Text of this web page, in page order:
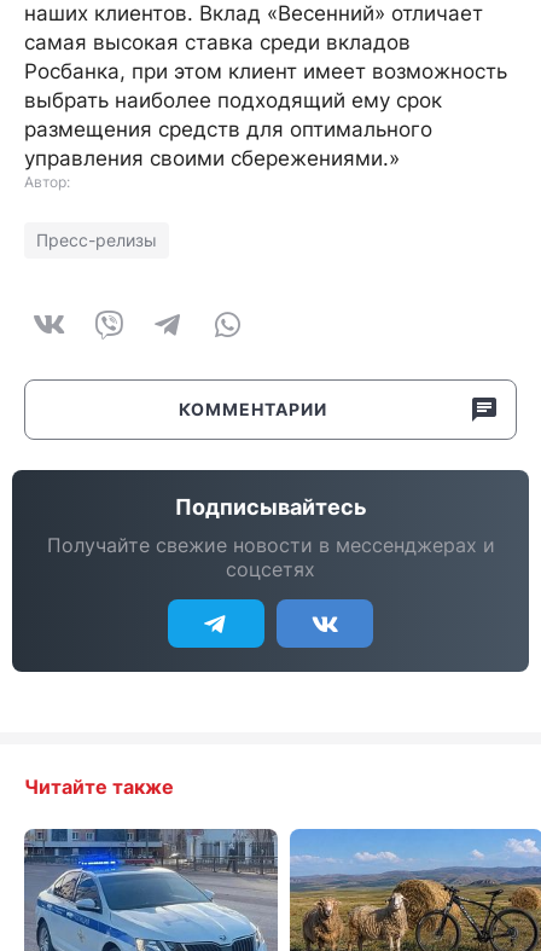
наших клиентов. Вклад «Весенний» отличает
самая высокая ставка среди вкладов
Росбанка, при этом клиент имеет возможность
выбрать наиболее подходящий ему срок
размещения средств для оптимального
управления своими сбережениями.»
Автор:
Пресс-релизы
КОММЕНТАРИИ
Подписывайтесь
Получайте свежие новости в мессенджерах и
соцсетях
Читайте также